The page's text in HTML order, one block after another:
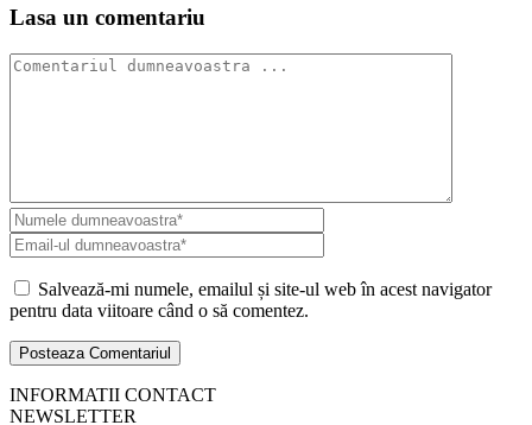
Lasa un comentariu
Salvează-mi numele, emailul și site-ul web în acest navigator
pentru data viitoare când o să comentez.
INFORMATII CONTACT
NEWSLETTER